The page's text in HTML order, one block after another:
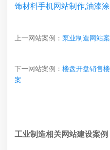
饰材料手机网站制作,油漆
上一网站案例： 泵业制造网站
下一网站案例： 楼盘开盘销售
案
工业制造相关网站建设案例